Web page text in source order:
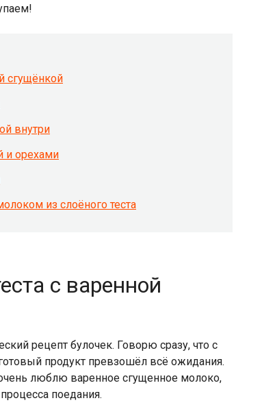
сгущёнкой
внутри
и орехами
из слоёного теста
с варенной
рецепт булочек. Говорю сразу, что с
продукт превзошёл всё ожидания.
люблю варенное сгущенное молоко,
поедания.